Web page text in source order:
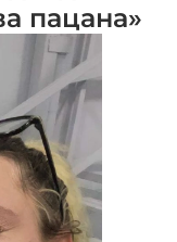
пацана»